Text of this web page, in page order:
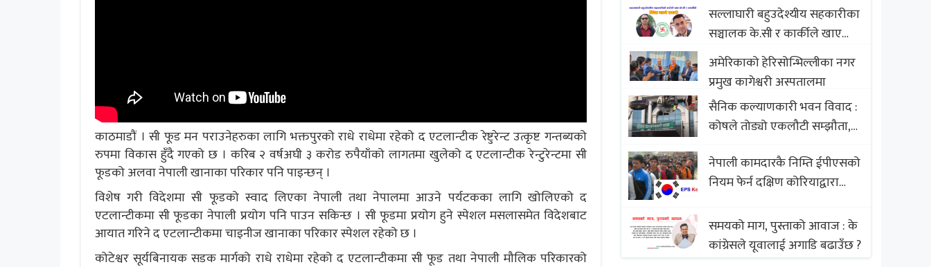
काठमाडौं । सी फूड मन पराउनेहरुका लागि भक्तपुरको राधे राधेमा रहेको द एटलान्टीक रेष्टुरेन्ट उत्कृष्ट गन्तब्यको
रुपमा विकास हुँदै गएको छ । करिब २ वर्षअघी ३ करोड रुपैयाँको लागतमा खुलेको द एटलान्टीक रेन्टुरेन्टमा सी
फूडको अलवा नेपाली खानाका परिकार पनि पाइन्छन् ।
विशेष गरी विदेशमा सी फूडको स्वाद लिएका नेपाली तथा नेपालमा आउने पर्यटकका लागि खोलिएको द
एटलान्टीकमा सी फूडका नेपाली प्रयोग पनि पाउन सकिन्छ । सी फूडमा प्रयोग हुने स्पेशल मसलासमेत विदेशबाट
आयात गरिने द एटलान्टीकमा चाइनीज खानाका परिकार स्पेशल रहेको छ ।
कोटेश्वर सूर्यबिनायक सडक मार्गको राधे राधेमा रहेको द एटलान्टीकमा सी फूड तथा नेपाली मौलिक परिकारको
सल्लाघारी बहुउदेश्यीय सहकारीका
सञ्चालक के.सी र कार्कीले खाए
सदस्यको करोडौं बचत
अमेरिकाको हेरिसोन्भिल्लीका नगर
प्रमुख कागेश्वरी अस्पतालमा
सैनिक कल्याणकारी भवन विवाद :
कोषले तोड्यो एकलौटी सम्झौता,
बिखलबन्दमा (भिडियो)
नेपाली कामदारकै निम्ति ईपीएसको
नियम फेर्न दक्षिण कोरियाद्वारा
समयको माग, पुस्ताको आवाज : के
कांग्रेसले यूवालाई अगाडि बढाउँछ ?